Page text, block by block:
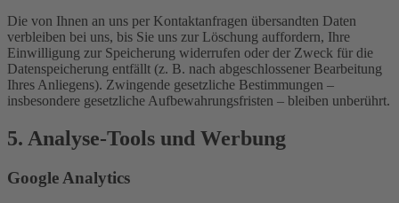
Die von Ihnen an uns per Kontaktanfragen übersandten Daten
verbleiben bei uns, bis Sie uns zur Löschung auffordern, Ihre
Einwilligung zur Speicherung widerrufen oder der Zweck für die
Datenspeicherung entfällt (z. B. nach abgeschlossener Bearbeitung
Ihres Anliegens). Zwingende gesetzliche Bestimmungen –
insbesondere gesetzliche Aufbewahrungsfristen – bleiben unberührt.
5. Analyse-Tools und Werbung
Google Analytics